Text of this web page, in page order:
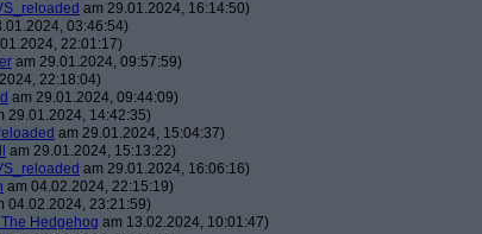
am 29.01.2024, 16:14:50)
03:46:54)
22:01:17)
am 29.01.2024, 09:57:59)
22:18:04)
am 29.01.2024, 09:44:09)
29.01.2024, 14:42:35)
am 29.01.2024, 15:04:37)
am 29.01.2024, 15:13:22)
am 29.01.2024, 16:06:16)
am 04.02.2024, 22:15:19)
04.02.2024, 23:21:59)
Hedgehog am 13.02.2024, 10:01:47)